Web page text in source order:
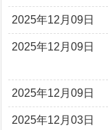
2025年12月09日
2025年12月09日
2025年12月09日
2025年12月03日